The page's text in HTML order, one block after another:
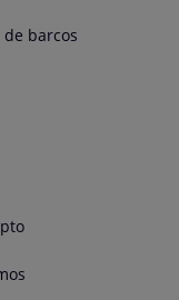
barcos